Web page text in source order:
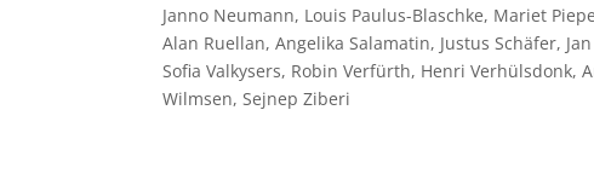
Janno Neumann, Louis Paulus-Blaschke, Mariet
Alan Ruellan, Angelika Salamatin, Justus Schäfer,
Sofia Valkysers, Robin Verfürth, Henri Verhülsdonk,
Wilmsen, Sejnep Ziberi